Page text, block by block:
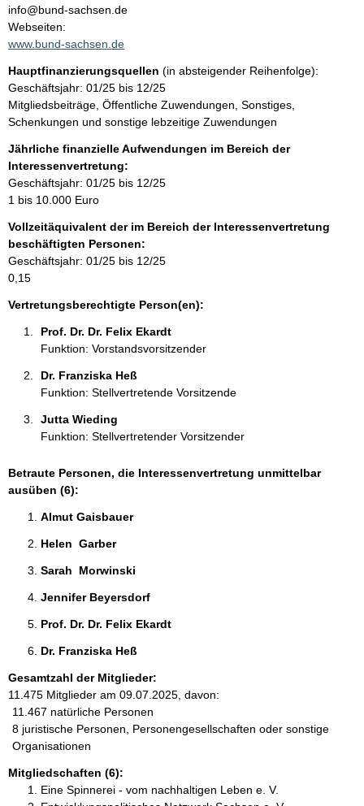
n
t
a
t
i
n
f
o
r
m
a
i
o
n
e
n
info@bund-sachsen.de
Webseiten:
www.bund-sachsen.de
Hauptfinanzierungsquellen (in absteigender Reihenfolge):
Geschäftsjahr: 01/25 bis 12/25
Mitgliedsbeiträge, Öffentliche Zuwendungen, Sonstiges,
Schenkungen und sonstige lebzeitige Zuwendungen
Jährliche finanzielle Aufwendungen im Bereich der
Interessenvertretung:
Geschäftsjahr: 01/25 bis 12/25
1 bis 10.000 Euro
Vollzeitäquivalent der im Bereich der Interessenvertretung
beschäftigten Personen:
Geschäftsjahr: 01/25 bis 12/25
0,15
Vertretungsberechtigte Person(en):
Prof. Dr. Dr. Felix Ekardt
Funktion: Vorstandsvorsitzender
Dr. Franziska Heß
Funktion: Stellvertretende Vorsitzende
Jutta Wieding
Funktion: Stellvertretender Vorsitzender
Betraute Personen, die Interessenvertretung unmittelbar
ausüben (6):
Almut Gaisbauer
Helen  Garber
Sarah  Morwinski
Jennifer Beyersdorf
Prof. Dr. Dr. Felix Ekardt
Dr. Franziska Heß
Gesamtzahl der Mitglieder:
11.475 Mitglieder am 09.07.2025, davon:
11.467 natürliche Personen
8 juristische Personen, Personengesellschaften oder sonstige
Organisationen
Mitgliedschaften (6):
Eine Spinnerei - vom nachhaltigen Leben e. V.